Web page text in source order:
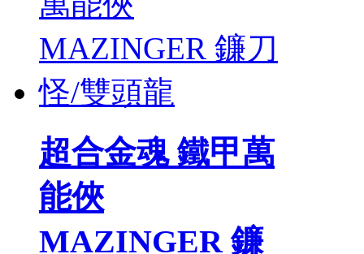
超合金魂 鐵甲萬
能俠
MAZINGER 鐮